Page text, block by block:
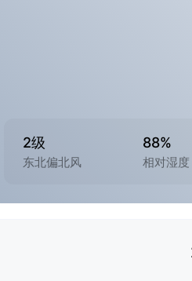
2级
东北偏北风
88%
相对湿度